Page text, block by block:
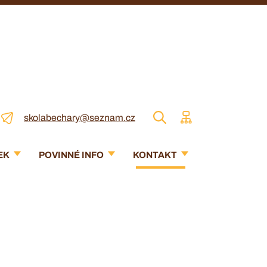
skolabechary@seznam.cz
POVINNÉ INFO KONTAKT